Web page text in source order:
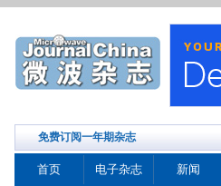
免费订阅一年期杂志
首页 电子杂志 新闻